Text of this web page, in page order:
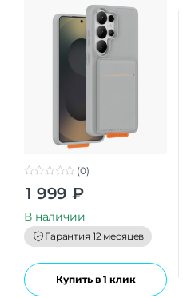
t
o
f
5
(0)
1 999 ₽
В наличии
Гарантия 12 месяцев
Купить в 1 клик